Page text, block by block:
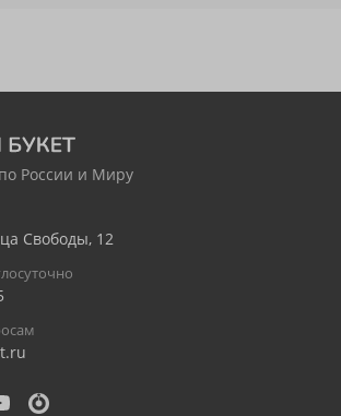
России и Миру
Свободы, 12